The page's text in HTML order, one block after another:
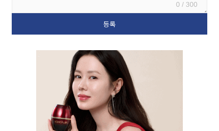
0 / 300